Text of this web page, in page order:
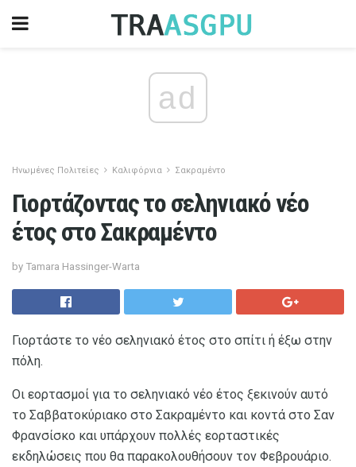
ad
Ηνωμένες Πολιτείες Καλιφόρνια Σακραμέντο
Γιορτάζοντας το σεληνιακό νέο
έτος στο Σακραμέντο
by Tamara Hassinger-Warta
Γιορτάστε το νέο σεληνιακό έτος στο σπίτι ή έξω στην
πόλη.
Οι εορτασμοί για το σεληνιακό νέο έτος ξεκινούν αυτό
το Σαββατοκύριακο στο Σακραμέντο και κοντά στο Σαν
Φρανσίσκο και υπάρχουν πολλές εορταστικές
εκδηλώσεις που θα παρακολουθήσουν τον Φεβρουάριο.